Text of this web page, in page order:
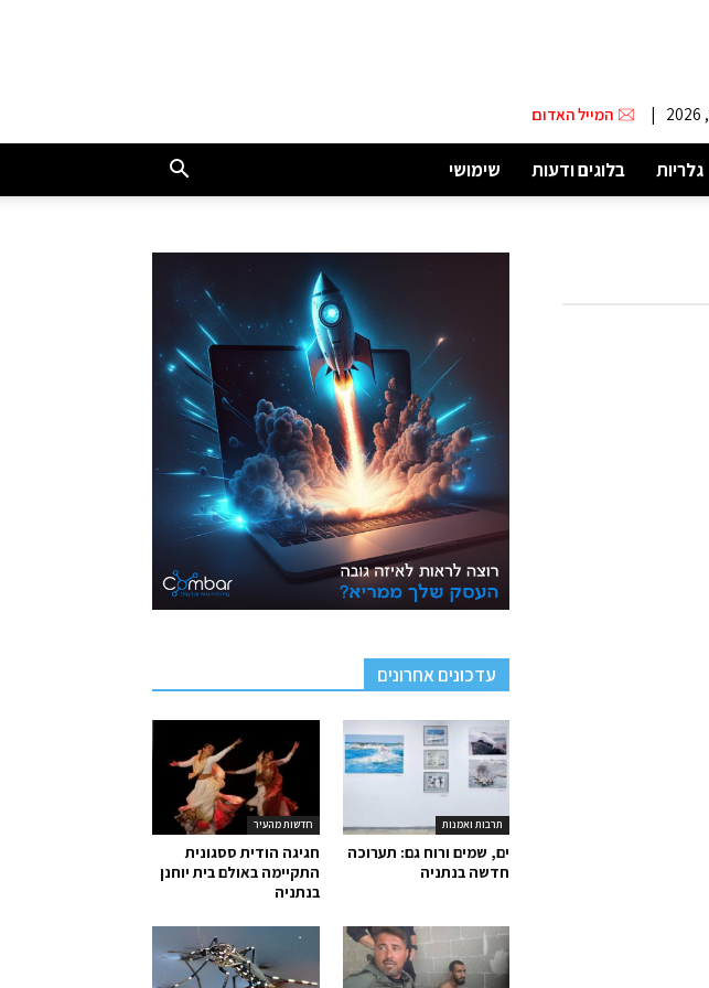
| המייל האדום
גלריות בלוגים ודעות שימושי
עדכונים אחרונים
חדשות מהעיר
חגיגה הודית ססגונית
התקיימה באולם בית יוחנן
בנתניה
תרבות ואמנות
ים, שמים ורוח גם: תערוכה
חדשה בנתניה